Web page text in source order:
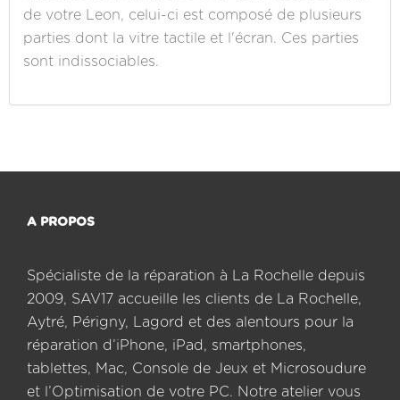
de votre Leon, celui-ci est composé de plusieurs
parties dont la vitre tactile et l'écran. Ces parties
sont indissociables.
A PROPOS
Spécialiste de la réparation à La Rochelle depuis
2009, SAV17 accueille les clients de La Rochelle,
Aytré, Périgny, Lagord et des alentours pour la
réparation d’iPhone, iPad, smartphones,
tablettes, Mac, Console de Jeux et Microsoudure
et l’Optimisation de votre PC. Notre atelier vous